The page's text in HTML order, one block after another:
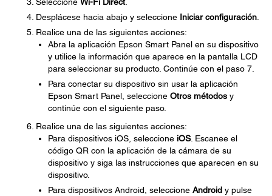
Seleccione Wi-Fi Direct.
Desplácese hacia abajo y seleccione Iniciar configuración.
Realice una de las siguientes acciones:
Abra la aplicación Epson Smart Panel en su dispositivo
y utilice la información que aparece en la pantalla LCD
para seleccionar su producto. Continúe con el paso 7.
Para conectar su dispositivo sin usar la aplicación
Epson Smart Panel, seleccione Otros métodos y
continúe con el siguiente paso.
Realice una de las siguientes acciones:
Para dispositivos iOS, seleccione iOS. Escanee el
código QR con la aplicación de la cámara de su
dispositivo y siga las instrucciones que aparecen en su
dispositivo.
Para dispositivos Android, seleccione Android y pulse